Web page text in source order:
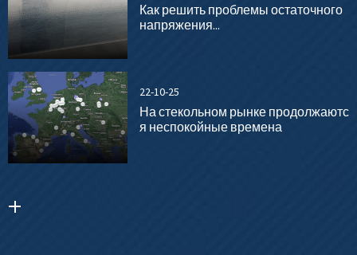
Как решить проблемы остаточного
напряжения...
22-10-25
На стекольном рынке продолжаютс
я неспокойные времена